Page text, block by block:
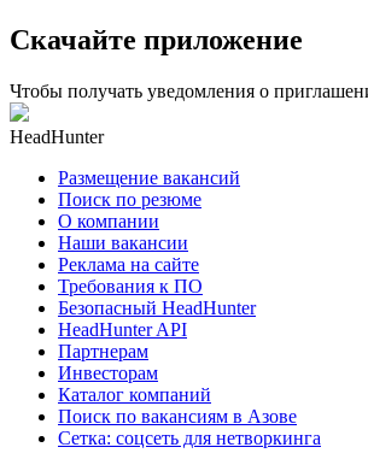
Скачайте приложение
Чтобы получать уведомления о
HeadHunter
Размещение вакансий
Поиск по резюме
О компании
Наши вакансии
Реклама на сайте
Требования к ПО
Безопасный HeadHunter
HeadHunter API
Партнерам
Инвесторам
Каталог компаний
Поиск по вакансиям в Азове
Сетка: соцсеть для нетворкинга